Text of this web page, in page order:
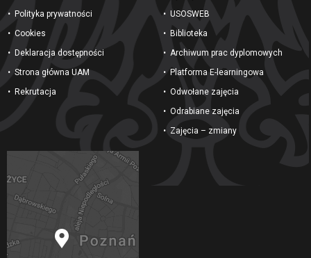
Polityka prywatności
Cookies
Deklaracja dostępności
Strona główna UAM
Rekrutacja
USOSWEB
Biblioteka
Archiwum prac dyplomowych
Platforma E-learningowa
Odwołane zajęcia
Odrabiane zajęcia
Zajęcia – zmiany